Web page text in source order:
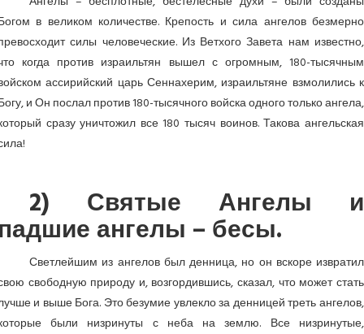
в великом количестве. Крепость и сила ангелов безмерно
силы человеческие. Из Ветхого Завета нам известно,
когда против израильтян вышел с огромным, 180-тысячным
ассирийский царь Сеннахерим, израильтяне взмолились к
и Он послал против 180-тысячного войска одного только ангела,
сразу уничтожил все 180 тысяч воинов. Такова ангельская
2) Святые Ангелы и
ангелы – бесы.
Светлейшим из ангелов был денница, но он вскоре извратил
свободную природу и, возгордившись, сказал, что может стать
и выше Бога. Это безумие увлекло за денницей треть ангелов,
были низринуты с неба на землю. Все низринутые,